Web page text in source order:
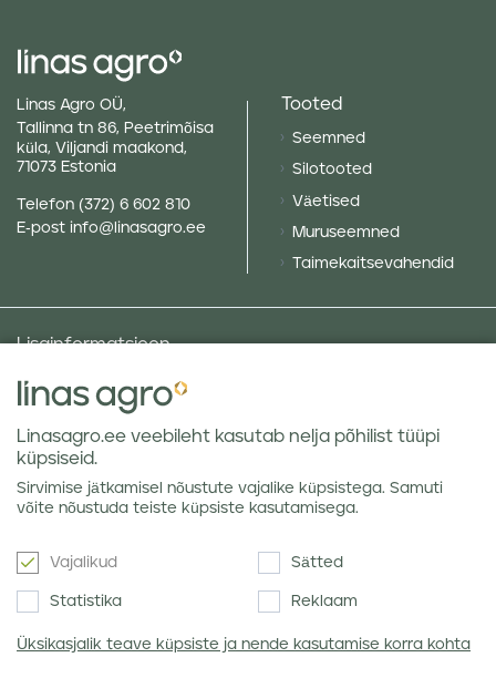
Linas Agro OÜ,
Tallinna tn 86, Peetrimõisa
küla, Viljandi maakond,
71073 Estonia
Telefon (372) 6 602 810
E-post info@linasagro.ee
Tooted
Seemned
Silotooted
Väetised
Muruseemned
Taimekaitsevahendid
Lisainformatsioon
Taluniku põllugalerii
Sotsiaalne vastutus ja poliitikad
Andmekaitsetingimused
Kauba hoiustamine
Teraviljaturu ülevaated
Uudiskiri
Linasagro.ee veebileht kasutab nelja põhilist tüüpi
küpsiseid.
Sirvimise jätkamisel nõustute vajalike küpsistega. Samuti
võite nõustuda teiste küpsiste kasutamisega.
Vajalikud Sätted
Statistika Reklaam
Üksikasjalik teave küpsiste ja nende kasutamise korra kohta